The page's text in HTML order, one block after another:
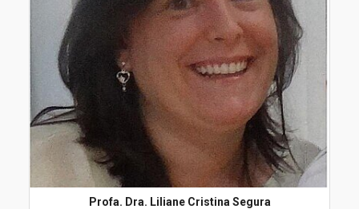
Profa. Dra. Liliane Cristina Segura